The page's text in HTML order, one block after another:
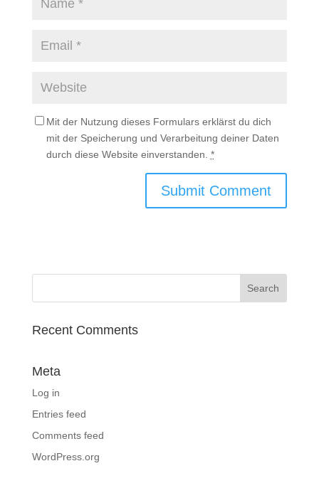
Mit der Nutzung dieses Formulars erklärst du dich
mit der Speicherung und Verarbeitung deiner Daten
durch diese Website einverstanden. *
Recent Comments
Meta
Log in
Entries feed
Comments feed
WordPress.org